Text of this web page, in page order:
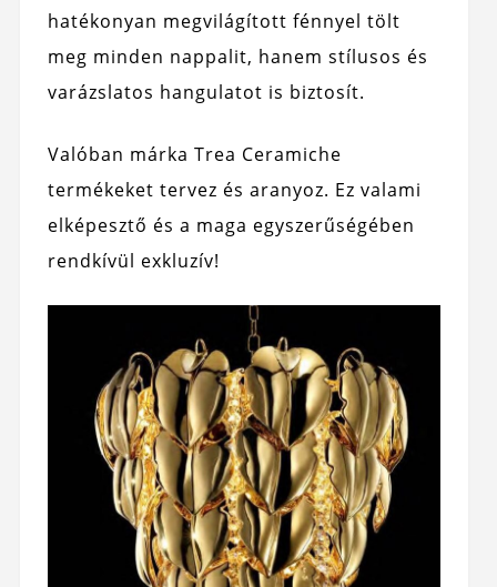
hatékonyan megvilágított fénnyel tölt
meg minden nappalit, hanem stílusos és
varázslatos hangulatot is biztosít.
Valóban márka Trea Ceramiche
termékeket tervez és aranyoz. Ez valami
elképesztő és a maga egyszerűségében
rendkívül exkluzív!